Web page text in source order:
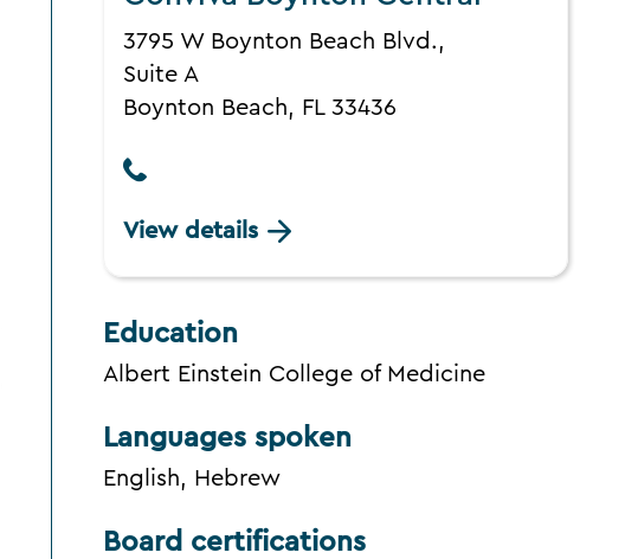
3795 W Boynton Beach Blvd.,
Suite A
Boynton Beach, FL 33436
View details
Education
Albert Einstein College of Medicine
Languages spoken
English, Hebrew
Board certifications